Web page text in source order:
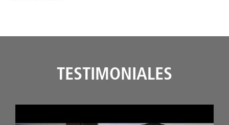
TESTIMONIALES